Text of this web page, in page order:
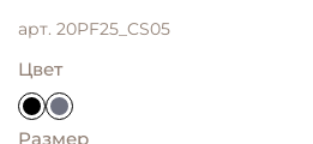
арт. 20PF25_CS05
Цвет
Размер